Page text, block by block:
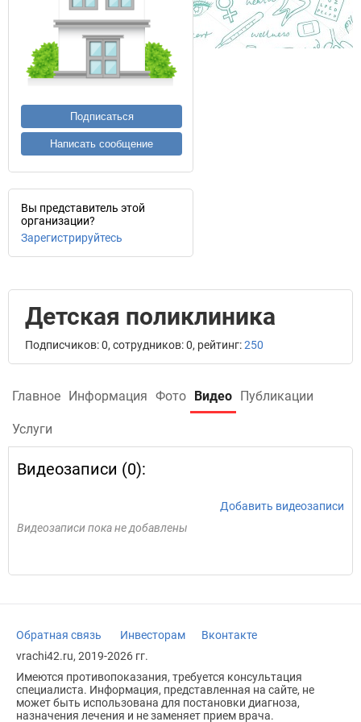
Подписаться
Написать сообщение
Вы представитель этой
организации?
Зарегистрируйтесь
Детская поликлиника
Подписчиков: 0, сотрудников: 0, рейтинг:250
Главное Информация Фото Видео Публикации
Услуги
Видеозаписи (0):
Добавить видеозаписи
Видеозаписи пока не добавлены
Обратная связь Инвесторам
Вконтакте
vrachi42.ru, 2019-2026 гг.
Имеются противопоказания, требуется консультация
специалиста. Информация, представленная на сайте, не
может быть использована для постановки диагноза,
назначения лечения и не заменяет прием врача.